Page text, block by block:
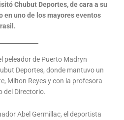
Chubut Deportes, de cara a su
en uno de los mayores eventos
peleador de Puerto Madryn
Deportes, donde mantuvo un
Milton Reyes y con la profesora
del Directorio.
Abel Germillac, el deportista